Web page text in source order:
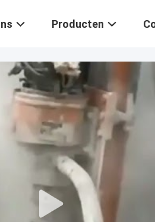
Producten